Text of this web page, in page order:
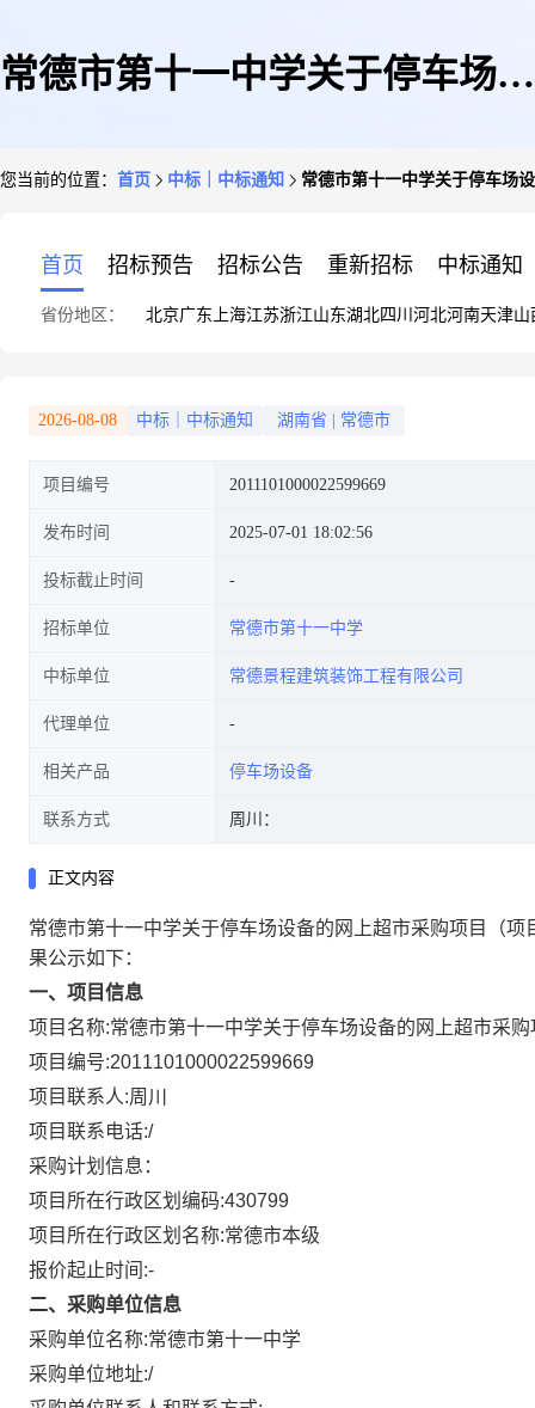
常德市第十一中学关于停车场设
您当前的位置： 首页 中标｜中标通知 常德市第十一中学关于停车场
首页 招标预告 招标公告 重新招标 中标通知
省份地区： 北京广东 上海江苏浙江山东湖北四川 河北河南天津山
2026-08-08 中标｜中标通知 湖南省 常德市
项目编号 2011101000022599669
发布时间 2025-07-01 18:02:56
投标截止时间
招标单位 常德市第十一中学
中标单位 常德景程建筑装饰工程有限公司
代理单位
相关产品 停车场设备
联系方式 周川：
正文内容
常德市第十一中学关于停车场设备的网上超市采购项目
（
果公示如下：
一、项目信息
项目名称:常德市第十一中学关于停车场设备的网上超市采购
项目编号:2011101000022599669
项目联系人:周川
项目联系电话:/
采购计划信息：
项目所在行政区划编码:430799
项目所在行政区划名称:常德市本级
报价起止时间:-
二、采购单位信息
采购单位名称:常德市第十一中学
采购单位地址:/